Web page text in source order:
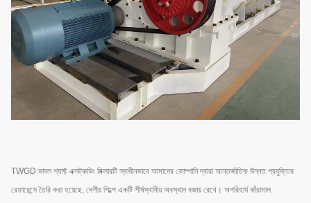
TWGD ডাবল শ্যাফ্ট এক্সট্রুডিং মিক্সারটি স্বাধীনভাবে আমাদের কোম্পানি দ্বারা আন্তর্জাতিক উন্নত প্রযুক্তির
রেফারেন্সে তৈরি করা হয়েছে, দেশীয় শিল্পে একটি শীর্ষস্থানীয় অবস্থান বজায় রেখে। অপরিহার্য কাঁচামাল